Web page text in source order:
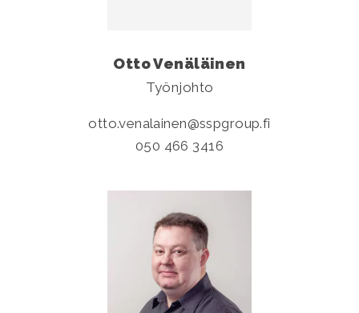
Otto Venäläinen
Työnjohto
otto.venalainen
sspgroup.fi
050 466 3416